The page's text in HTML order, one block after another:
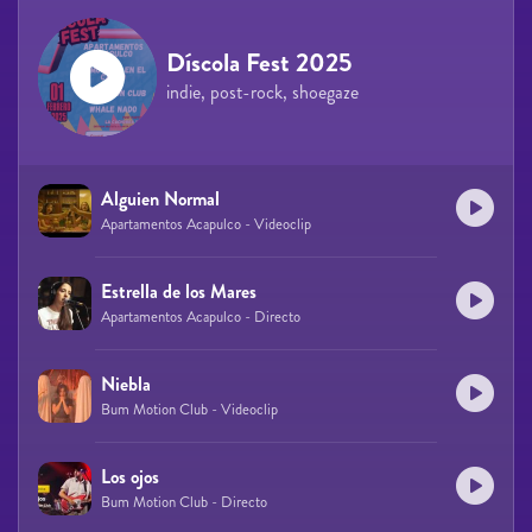
Díscola Fest 2025
indie, post-rock, shoegaze
Alguien Normal
Apartamentos Acapulco - Videoclip
Estrella de los Mares
Apartamentos Acapulco - Directo
Niebla
Bum Motion Club - Videoclip
Los ojos
Bum Motion Club - Directo